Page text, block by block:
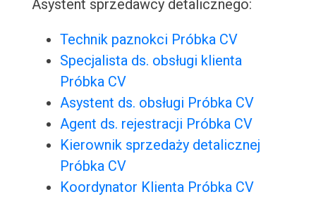
Asystent sprzedawcy detalicznego:
Technik paznokci Próbka CV
Specjalista ds. obsługi klienta
Próbka CV
Asystent ds. obsługi Próbka CV
Agent ds. rejestracji Próbka CV
Kierownik sprzedaży detalicznej
Próbka CV
Koordynator Klienta Próbka CV